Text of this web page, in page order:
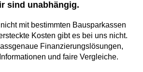
sind unabhängig.
mit bestimmten Bausparkassen
Kosten gibt es bei uns nicht.
Finanzierungslösungen,
und faire Vergleiche.